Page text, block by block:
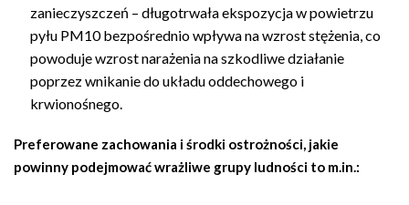
zanieczyszczeń – długotrwała ekspozycja w powietrzu
pyłu PM10 bezpośrednio wpływa na wzrost stężenia, co
powoduje wzrost narażenia na szkodliwe działanie
poprzez wnikanie do układu oddechowego i
krwionośnego.
Preferowane zachowania i środki ostrożności, jakie
powinny podejmować wrażliwe grupy ludności to m.in.: